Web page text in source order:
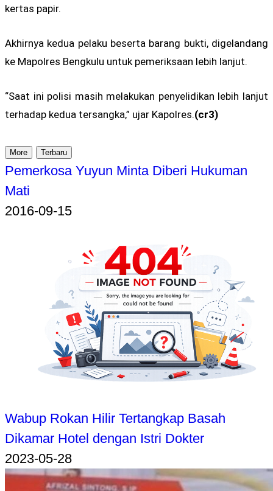
kertas papir.
Akhirnya kedua pelaku beserta barang bukti, digelandang
ke Mapolres Bengkulu untuk pemeriksaan lebih lanjut.
“Saat ini polisi masih melakukan penyelidikan lebih lanjut
terhadap kedua tersangka,” ujar Kapolres.(cr3)
More Terbaru
Pemerkosa Yuyun Minta Diberi Hukuman
Mati
2016-09-15
Wabup Rokan Hilir Tertangkap Basah
Dikamar Hotel dengan Istri Dokter
2023-05-28